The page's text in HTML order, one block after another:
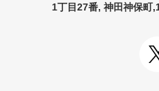
1丁目27番, 神田神保町